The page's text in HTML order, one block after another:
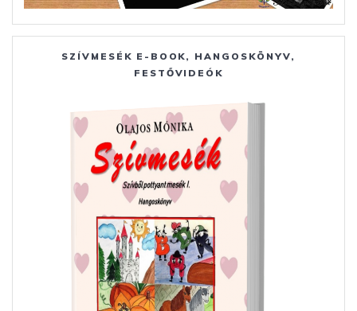
SZÍVMESÉK E-BOOK, HANGOSKÖNYV,
FESTŐVIDEÓK